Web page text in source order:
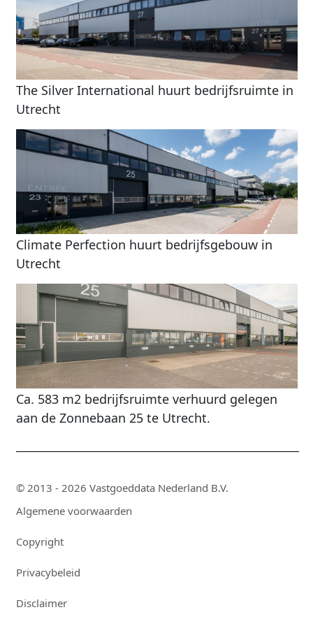
The Silver International huurt bedrijfsruimte in
Utrecht
Climate Perfection huurt bedrijfsgebouw in
Utrecht
Ca. 583 m2 bedrijfsruimte verhuurd gelegen
aan de Zonnebaan 25 te Utrecht.
© 2013 - 2026 Vastgoeddata Nederland B.V.
Algemene voorwaarden
Copyright
Privacybeleid
Disclaimer